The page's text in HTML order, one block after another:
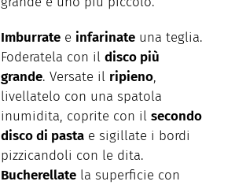
Imburrate e infarinate una teglia.
Foderatela con il disco più
grande. Versate il ripieno,
livellatelo con una spatola
inumidita, coprite con il secondo
disco di pasta e sigillate i bordi
pizzicandoli con le dita.
Bucherellate la superficie con